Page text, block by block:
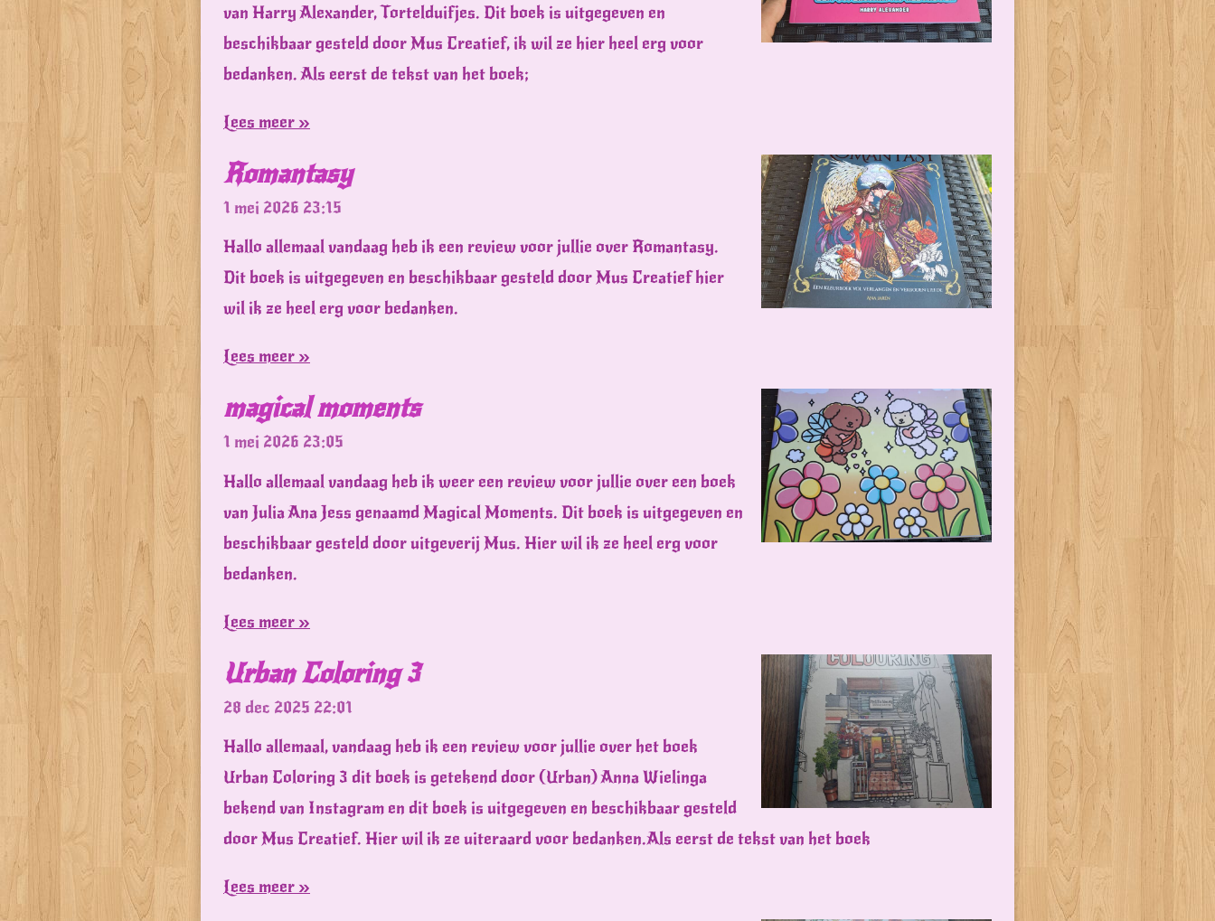
van Harry Alexander, Tortelduifjes. Dit boek is uitgegeven en
beschikbaar gesteld door Mus Creatief, ik wil ze hier heel erg voor
bedanken. Als eerst de tekst van het boek;
Lees meer »
Romantasy
1 mei 2026 23:15
Hallo allemaal vandaag heb ik een review voor jullie over Romantasy.
Dit boek is uitgegeven en beschikbaar gesteld door Mus Creatief hier
wil ik ze heel erg voor bedanken.
Lees meer »
magical moments
1 mei 2026 23:05
Hallo allemaal vandaag heb ik weer een review voor jullie over een boek
van Julia Ana Jess genaamd Magical Moments. Dit boek is uitgegeven en
beschikbaar gesteld door uitgeverij Mus. Hier wil ik ze heel erg voor
bedanken.
Lees meer »
Urban Coloring 3
28 dec 2025 22:01
Hallo allemaal, vandaag heb ik een review voor jullie over het boek
Urban Coloring 3 dit boek is getekend door (Urban) Anna Wielinga
bekend van Instagram en dit boek is uitgegeven en beschikbaar gesteld
door Mus Creatief. Hier wil ik ze uiteraard voor bedanken.Als eerst de tekst van het boek
Lees meer »